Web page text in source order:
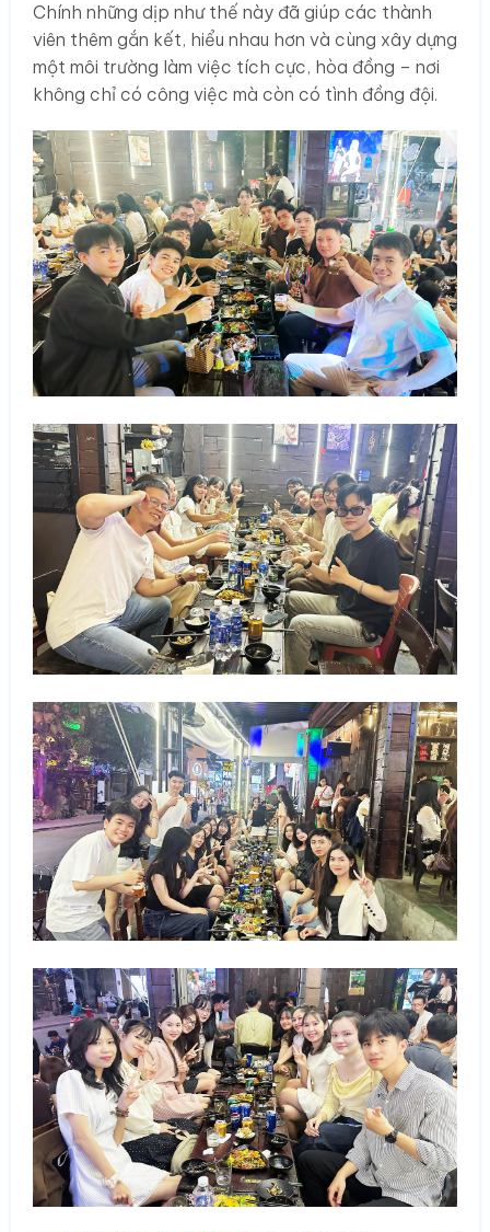
Chính những dịp như thế này đã giúp các thành
viên thêm gắn kết, hiểu nhau hơn và cùng xây dựng
một môi trường làm việc tích cực, hòa đồng – nơi
không chỉ có công việc mà còn có tình đồng đội.